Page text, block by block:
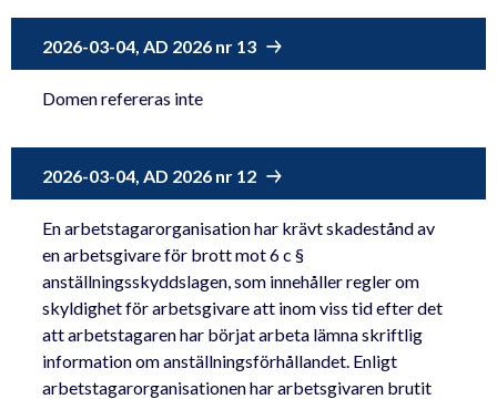
2026-03-04, AD 2026 nr 13
Domen refereras inte
2026-03-04, AD 2026 nr 12
En arbetstagarorganisation har krävt skadestånd av
en arbetsgivare för brott mot 6 c §
anställningsskyddslagen, som innehåller regler om
skyldighet för arbetsgivare att inom viss tid efter det
att arbetstagaren har börjat arbeta lämna skriftlig
information om anställningsförhållandet. Enligt
arbetstagarorganisationen har arbetsgivaren brutit